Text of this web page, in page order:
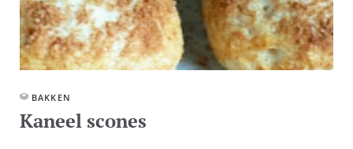
BAKKEN
Kaneel scones